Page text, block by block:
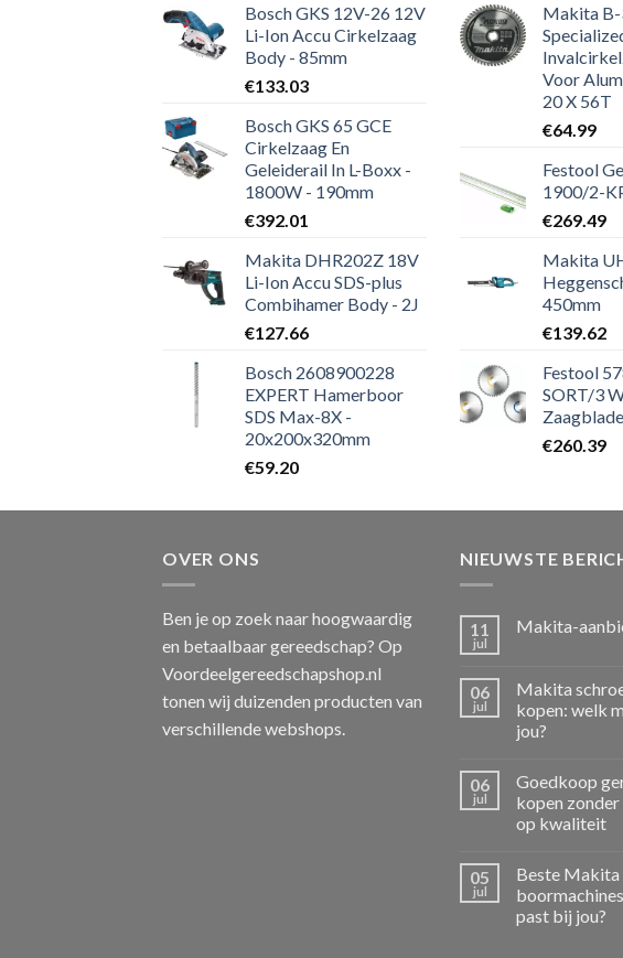
Bosch GKS 12V-26 12V
Li-Ion Accu Cirkelzaag
Body - 85mm
€133.03
Bosch GKS 65 GCE
Cirkelzaag En
Geleiderail In L-Boxx -
1800W - 190mm
€392.01
Makita DHR202Z 18V
Li-Ion Accu SDS-plus
Combihamer Body - 2J
€127.66
Bosch 2608900228
EXPERT Hamerboor
SDS Max-8X -
20x200x320mm
€59.20
Makita
Voor
20 X 56T
€64.99
Festool
1900/2-
€269.49
Makita
450mm
€139.62
Festool
SORT/3
€260.39
OVER ONS
Ben je op zoek naar hoogwaardig
en betaalbaar gereedschap? Op
Voordeelgereedschapshop.nl
tonen wij duizenden producten van
verschillende webshops.
NIEUWSTE
11
jul
Makita-
06
jul
Makita
kopen: welk
jou?
06
jul
Goedkoop
kopen zonder
op kwaliteit
05
jul
Beste Makita
past bij jou?